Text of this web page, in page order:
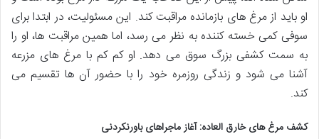
او باید از مرغ های بازمانده مراقبت کند. این مسئولیت، در ابتدا برای
سوفی کمی خسته کننده به نظر می رسد، اما همین مراقبت ها، او را
به سمت کشفی بزرگ سوق می دهد. او کم کم با مرغ های مزرعه
آشنا می شود و زندگی روزمره خود را با حضور آن ها تقسیم می
کند.
کشف مرغ های خارق العاده: آغاز ماجراهای باورنکردنی